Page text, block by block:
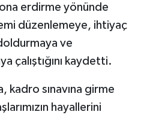
erdirme yönünde
düzenlemeye, ihtiyaç
ve
çalıştığını kaydetti.
kadro sınavına girme
hayallerini